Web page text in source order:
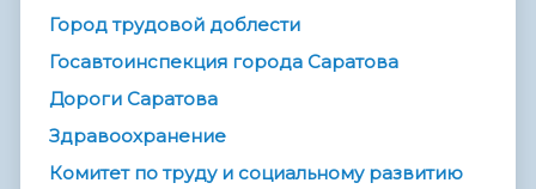
Город трудовой доблести
Госавтоинспекция города Саратова
Дороги Саратова
Здравоохранение
Комитет по труду и социальному развитию